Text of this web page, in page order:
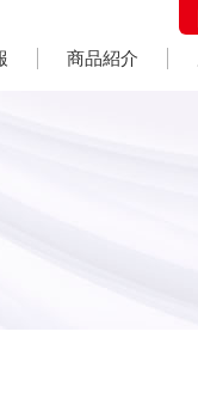
商品紹介